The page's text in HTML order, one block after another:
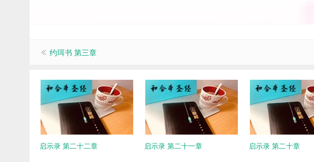
约珥书 第三章
启示录 第二十二章 启示录 第二十一章 启示录 第二十章